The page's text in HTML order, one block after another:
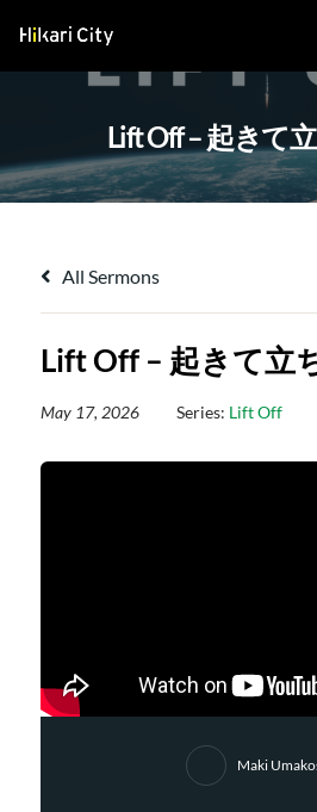
Lift Off – 起きて
All Sermons
Lift Off – 起きて立
May 17, 2026 Series: Lift Off
Maki